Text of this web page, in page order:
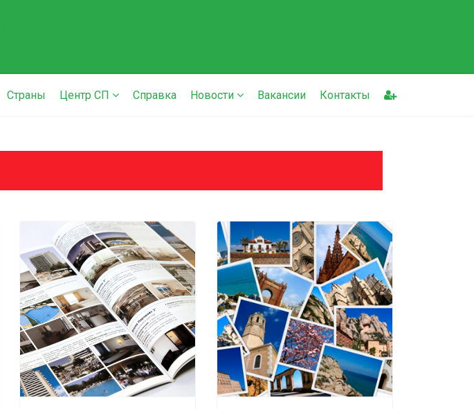
Страны Центр СП Справка Новости Вакансии Контакты